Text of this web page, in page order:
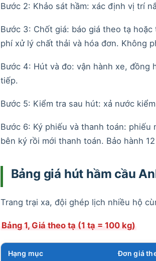
Bước 2: Khảo sát hầm: xác định vị trí
Bước 3: Chốt giá: báo giá theo tạ
phí xử lý chất thải và hóa đơn. Không
Bước 4: Hút và đo: vận hành xe, đồng
tiếp.
Bước 5: Kiểm tra sau hút: xả nước
Bước 6: Ký phiếu và thanh toán:
bên ký rồi mới thanh toán. Bảo hành
Bảng giá hút hầm cầu
Trang trại xa, đội ghép lịch nhiều hộ
Bảng 1, Giá theo tạ (1 tạ = 100 kg)
Hạng mục Đơn giá